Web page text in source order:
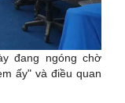
đang ngóng chờ
ấy" và điều quan